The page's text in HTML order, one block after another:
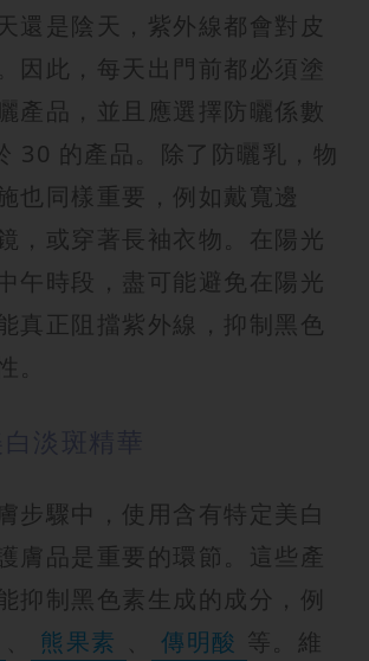
還是陰天，紫外線都會對皮
因此，每天出門前都必須塗
產品，並且應選擇防曬係數
30 的產品。除了防曬乳，物
也同樣重要，例如戴寬邊
，或穿著長袖衣物。在陽光
午時段，盡可能避免在陽光
真正阻擋紫外線，抑制黑色
。
步驟中，使用含有特定美白
膚品是重要的環節。這些產
抑制黑色素生成的成分，例
熊果素 、 傳明酸 等。維